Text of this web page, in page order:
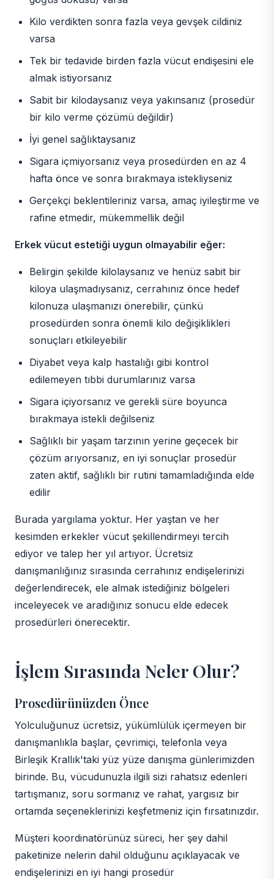
Kilo verdikten sonra fazla veya gevşek cildiniz
varsa
Tek bir tedavide birden fazla vücut endişesini ele
almak istiyorsanız
Sabit bir kilodaysanız veya yakınsanız (prosedür
bir kilo verme çözümü değildir)
İyi genel sağlıktaysanız
Sigara içmiyorsanız veya prosedürden en az 4
hafta önce ve sonra bırakmaya istekliyseniz
Gerçekçi beklentileriniz varsa, amaç iyileştirme ve
rafine etmedir, mükemmellik değil
Erkek vücut estetiği uygun olmayabilir eğer:
Belirgin şekilde kilolaysanız ve henüz sabit bir
kiloya ulaşmadıysanız, cerrahınız önce hedef
kilonuza ulaşmanızı önerebilir, çünkü
prosedürden sonra önemli kilo değişiklikleri
sonuçları etkileyebilir
Diyabet veya kalp hastalığı gibi kontrol
edilemeyen tıbbi durumlarınız varsa
Sigara içiyorsanız ve gerekli süre boyunca
bırakmaya istekli değilseniz
Sağlıklı bir yaşam tarzının yerine geçecek bir
çözüm arıyorsanız, en iyi sonuçlar prosedür
zaten aktif, sağlıklı bir rutini tamamladığında elde
edilir
Burada yargılama yoktur. Her yaştan ve her
kesimden erkekler vücut şekillendirmeyi tercih
ediyor ve talep her yıl artıyor. Ücretsiz
danışmanlığınız sırasında cerrahınız endişelerinizi
değerlendirecek, ele almak istediğiniz bölgeleri
inceleyecek ve aradığınız sonucu elde edecek
prosedürleri önerecektir.
İşlem Sırasında Neler Olur?
Prosedürünüzden Önce
Yolculuğunuz ücretsiz, yükümlülük içermeyen bir
danışmanlıkla başlar, çevrimiçi, telefonla veya
Birleşik Krallık'taki yüz yüze danışma günlerimizden
birinde. Bu, vücudunuzla ilgili sizi rahatsız edenleri
tartışmanız, soru sormanız ve rahat, yargısız bir
ortamda seçeneklerinizi keşfetmeniz için fırsatınızdır.
Müşteri koordinatörünüz süreci, her şey dahil
paketinize nelerin dahil olduğunu açıklayacak ve
endişelerinizi en iyi hangi prosedür